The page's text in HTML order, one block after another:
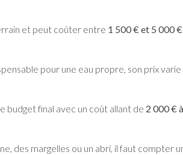
et peut coûter entre 1 500 € et 5 000 €
pour une eau propre, son prix varie
budget final avec un coût allant de 2 000 € à
des margelles ou un abri, il faut compter